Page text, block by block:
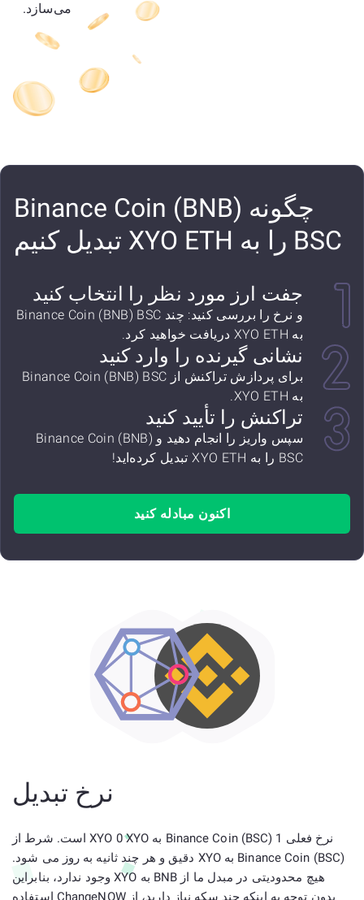
می‌سازد.
چگونه Binance Coin (BNB)
BSC را به XYO ETH تبدیل کنیم
جفت ارز مورد نظر را انتخاب کنید
و نرخ را بررسی کنید: چند Binance Coin (BNB) BSC
به XYO ETH دریافت خواهید کرد.
نشانی گیرنده را وارد کنید
برای پردازش تراکنش از Binance Coin (BNB) BSC
به XYO ETH.
تراکنش را تأیید کنید
سپس واریز را انجام دهید و Binance Coin (BNB)
BSC را به XYO ETH تبدیل کرده‌اید!
اکنون مبادله کنید
نرخ تبدیل
نرخ فعلی 1 Binance Coin (BSC) به XYO 0 XYO است. شرط از
Binance Coin (BSC) به XYO دقیق و هر چند ثانیه به روز می شود.
هیچ محدودیتی در مبدل ما از BNB به XYO وجود ندارد، بنابراین
بدون توجه به اینکه چند سکه نیاز دارید، از ChangeNOW استفاده